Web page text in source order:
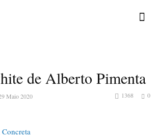
de Alberto Pimenta
Maio 2020 0
1368
Concreta